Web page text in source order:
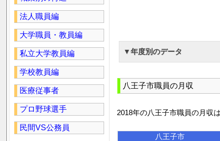
▼年度別のデータ
八王子市職員の月収
2018年の八王子市職員の月収
八王子市
法人職員編
大学職員・教員編
私立大学教員編
学校教員編
医療従事者
プロ野球選手
民間VS公務員